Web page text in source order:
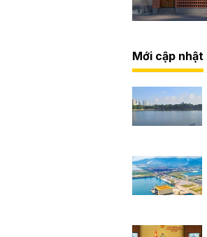
Mới cập nhật